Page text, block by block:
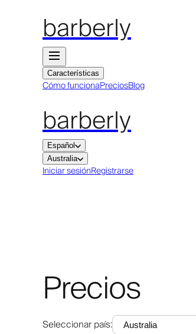
barberly
Características
Cómo funcionaPreciosBlog
barberly
Español
Australia
Iniciar sesiónRegistrarse
Precios
Seleccionar país: